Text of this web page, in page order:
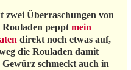
zwei Überraschungen von
peppt mein
direkt noch etwas auf,
die Rouladen damit
schmeckt auch in